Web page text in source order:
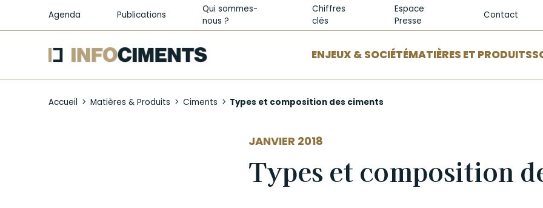
Agenda Publications
Qui sommes-
nous ?
Chiffres
clés
Espace
Presse
Contact
ENJEUX & SOCIÉTÉMATIÈRES ET PRODUITS
Accueil Matières & Produits Ciments Types et composition des ciments
JANVIER 2018
Types et composition